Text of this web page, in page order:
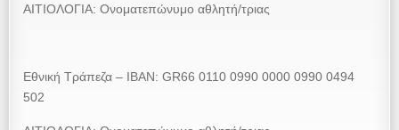
ΑΙΤΙΟΛΟΓΙΑ: Ονοματεπώνυμο αθλητή/τριας
Εθνική Τράπεζα – ΙΒΑΝ: GR66 0110 0990 0000 0990 0494
502